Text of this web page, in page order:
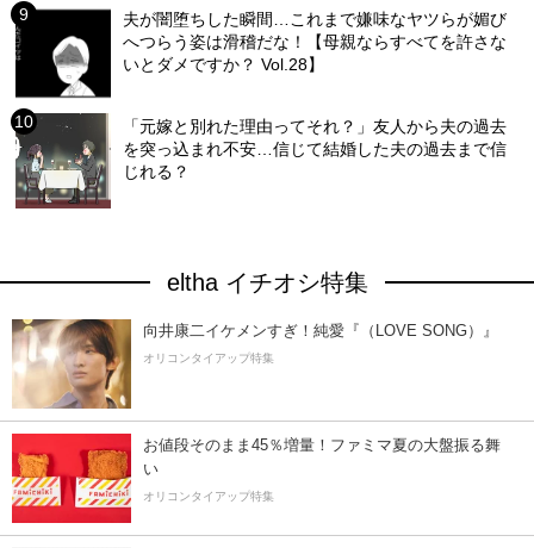
夫が闇堕ちした瞬間…これまで嫌味なヤツらが媚び
へつらう姿は滑稽だな！【母親ならすべてを許さな
いとダメですか？ Vol.28】
「元嫁と別れた理由ってそれ？」友人から夫の過去
を突っ込まれ不安…信じて結婚した夫の過去まで信
じれる？
eltha イチオシ特集
向井康二イケメンすぎ！純愛『（LOVE SONG）』
オリコンタイアップ特集
お値段そのまま45％増量！ファミマ夏の大盤振る舞
い
オリコンタイアップ特集